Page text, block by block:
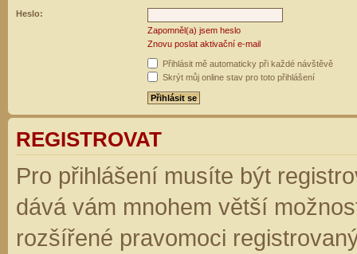
Heslo:
Zapomněl(a) jsem heslo
Znovu poslat aktivační e-mail
Přihlásit mě automaticky při každé návštěvě
Skrýt můj online stav pro toto přihlášení
REGISTROVAT
Pro přihlášení musíte být
dává vám mnohem větší
rozšířené pravomoci